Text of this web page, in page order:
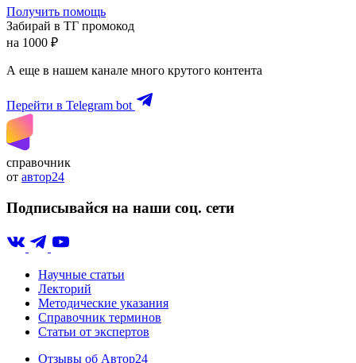
Получить помощь
Забирай в ТГ промокод
на 1000 ₽
А еще в нашем канале много крутого контента
Перейти в Telegram bot
справочник
от автор24
Подписывайся на наши соц. сети
Научные статьи
Лекторий
Методические указания
Справочник терминов
Статьи от экспертов
Отзывы об Автор24